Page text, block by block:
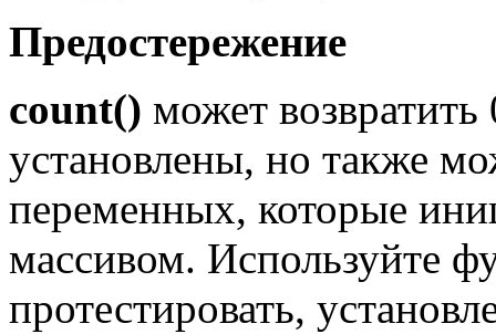
Предостережение
count() может
установлены, но также
переменных, которые
массивом. Используйте
протестировать,